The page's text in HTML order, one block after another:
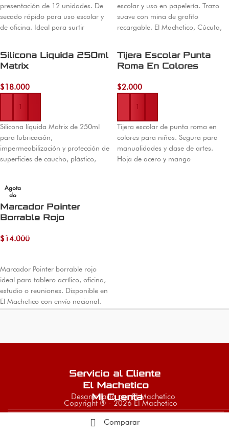
presentación de 12 unidades. De
secado rápido para uso escolar y
de oficina. Ideal para surtir
escolar y uso en papelería. Trazo
suave con mina de grafito
recargable. El Machetico, Cúcuta,
Silicona Liquida 250ml
Matrix
$18.000
Añadir al carrito
Silicona líquida Matrix de 250ml
para lubricación,
impermeabilización y protección de
superficies de caucho, plástico,
Colombia.
Tijera Escolar Punta
Roma En Colores
$2.000
Añadir al carrito
Tijera escolar de punta roma en
colores para niños. Segura para
manualidades y clase de artes.
Hoja de acero y mango
Agota
do
Marcador Pointer
Borrable Rojo
$14.000
Leer más
Marcador Pointer borrable rojo
ideal para tablero acrílico, oficina,
estudio o reuniones. Disponible en
El Machetico con envío nacional.
Servicio al Cliente
El Machetico
Mi Cuenta
Desarrollado por El Machetico
Copyright ® - 2026 El Machetico
Comparar